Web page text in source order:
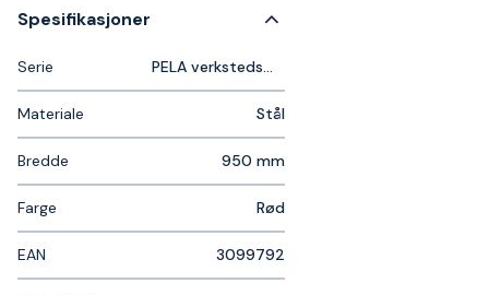
Spesifikasjoner
Serie
Materiale Stål
Bredde 950 mm
Farge Rød
EAN 3099792